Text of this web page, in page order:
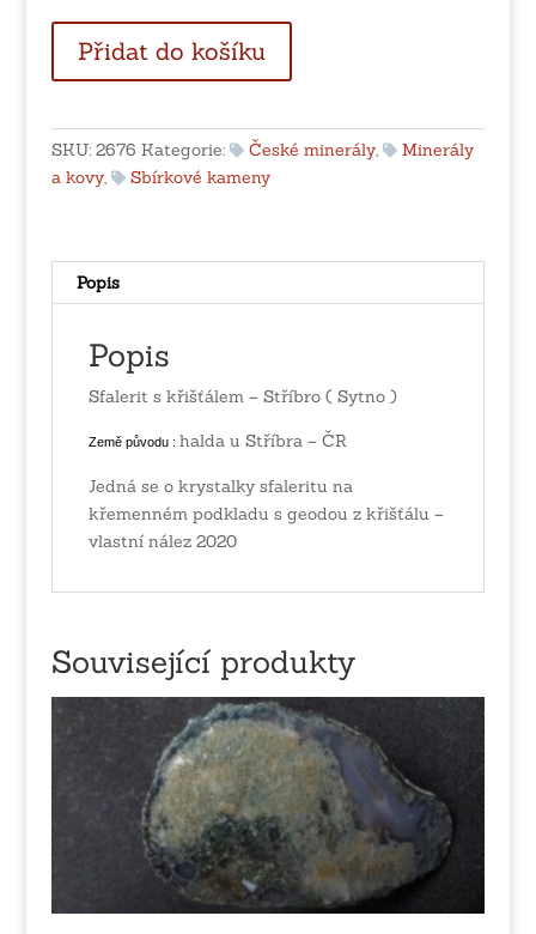
křišťálem
Stříbro
(
Přidat do košíku
SKU: 2676 Kategorie: České minerály,
Minerály
a kovy, Sbírkové kameny
Popis
Popis
Sfalerit s křišťálem – Stříbro ( Sytno )
Země původu : halda u Stříbra – ČR
Jedná se o krystalky sfaleritu na
křemenném podkladu s geodou z křišťálu –
vlastní nález 2020
Související produkty